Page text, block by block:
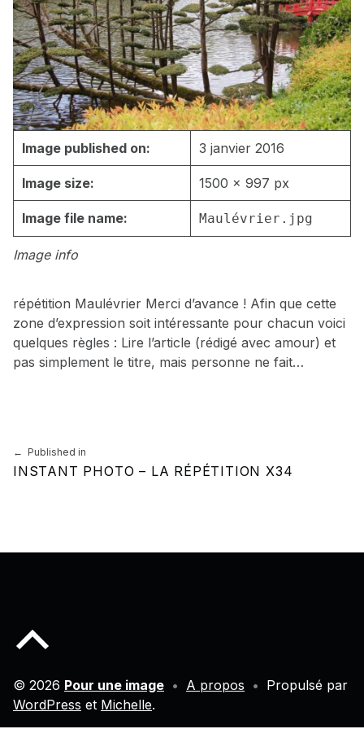
Image info
Image published on: 3 janvier 2016
Image size: 1500 × 997 px
Image file name: Maulévrier.jpg
répétition Maulévrier Merci d’avance ! Afin que cette
zone d’expression soit intéressante pour chacun voici
quelques règles : Lire l’article (rédigé avec amour) et
pas simplement le titre, mais personne ne fait…
Skip back to main navigation
Navigation de l’article
Published in
INSTANT PHOTO – LA RÉPÉTITION X34
© 2026 Pour une image • A propos • Propulsé par
WordPress et Michelle.